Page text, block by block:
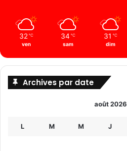
32 ℃
ven
34 ℃
sam
31 ℃
dim
Archives par date
août 2026
L M M J